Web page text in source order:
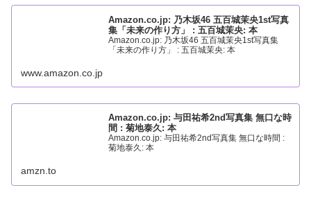
Amazon.co.jp: 乃木坂46 五百城茉央1st写真
集「未来の作り方」 : 五百城茉央: 本
Amazon.co.jp: 乃木坂46 五百城茉央1st写真集
「未来の作り方」 : 五百城茉央: 本
www.amazon.co.jp
Amazon.co.jp: 与田祐希2nd写真集 無口な時
間 : 菊地泰久: 本
Amazon.co.jp: 与田祐希2nd写真集 無口な時間 :
菊地泰久: 本
amzn.to